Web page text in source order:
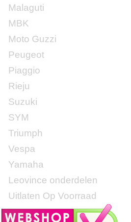
Malaguti
MBK
Moto Guzzi
Peugeot
Piaggio
Rieju
Suzuki
SYM
Triumph
Vespa
Yamaha
Leovince onderdelen
Uitlaten Op Voorraad